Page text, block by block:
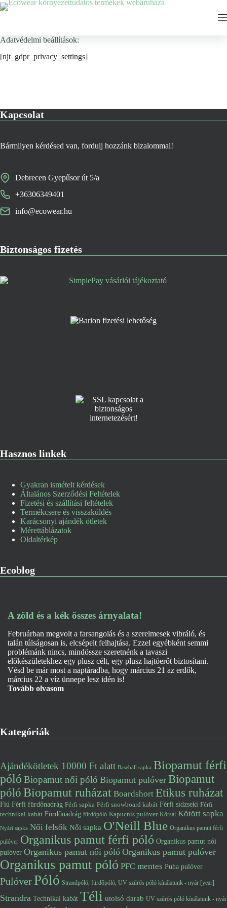
Ugrás
a
Adatvédelmi beállítások:
[njt_gdpr_privacy_settings]
Kapcsolat
Bármilyen kérdésed van, fordulj hozzánk bizalommal!
Debrecen Gyepűsor út 5/a
+36306349401
info@ecowear.hu
Biztonságos fizetés
Hasznos linkek
Gyakran ismételt kérdések
Általános Szerződési Feltételek
Fizetési és szállítási feltételek
Termékcsere és visszaküldés
Karácsonyi ajándék ötletek
Mérettáblázatok
Oldaltérkép
Ecoblog
A zöld és a kék összes árnyalata!
Februárban megvolt a farsangolás és a szerelmesek vibráló, és
talán túlságosan is, elcsépelt felhajtása. Ezzel egyébként semmi
problémánk nincs, mindössze szeretnénk a tavaszi
előkészületekhez egy plusz célt, egy plusz hajtóerőt biztosítani.
Vésd be már most a naptáradba, hogy március 21 az erdők,
március 22 a víz ünnepe lesz idén is!
Tovább olvasom
Kategóriák
Ajándékötletek 10000 Ft alatt Baseball sapka Biopamut férfi
póló Biopamut női póló Biopamut pulóver Biopamut
pólóBiopamut ruházat Boardshort Etikus ruházat
Fiú Férfi fürdőnadrág Férfi sapka Férfi snowboard kabát Férfi sídzseki Férfi
technikai kabát Fürdőnadrág fürdőpóló Kapucnis pulóver Körsál Kötött sapka
Nyári sapka Női felsők Női sapka O'Neill Blue Organikus pamut férfi
pulóver Organikus pamut férfi póló Organikus pamut női
pulóver Organikus pamut női póló Organikus pamut pulóver
Organikus pamut póló PFC mentes Puha pulóver
PulóverPóló Strandpóló, fürdőpóló, UV szűrős póló kínálatunk - nyár [year]
Strandra Technikai kabát Téli utolsó darab UV szűrős póló kínálatunk - nyár